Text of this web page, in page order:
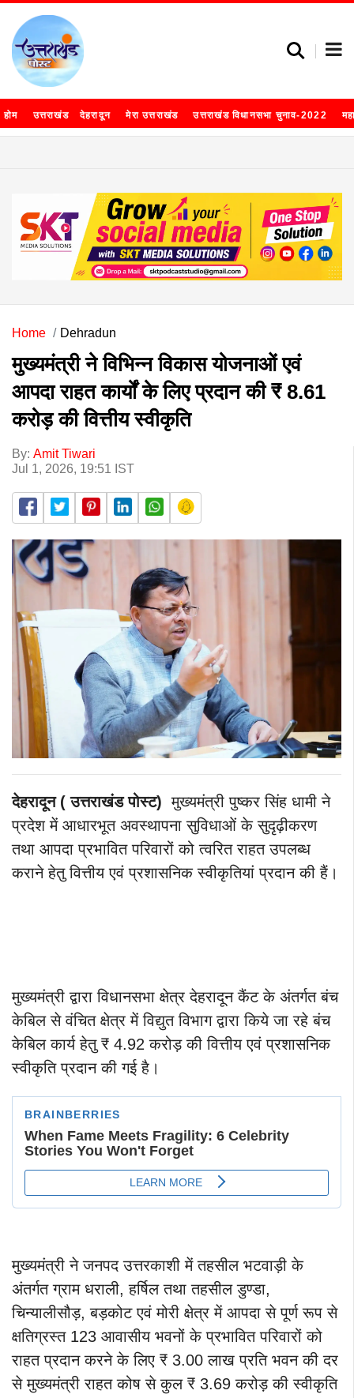
होम उत्तराखंड देहरादून मेरा उत्तराखंड उत्तराखंड विधानसभा चुनाव-2022
Home Dehradun
मुख्यमंत्री ने विभिन्न विकास योजनाओं एवं
आपदा राहत कार्यों के लिए प्रदान की ₹ 8.61
करोड़ की वित्तीय स्वीकृति
By: Amit Tiwari
Jul 1, 2026, 19:51 IST
देहरादून ( उत्तराखंड पोस्ट)मुख्यमंत्री पुष्कर सिंह धामी ने
प्रदेश में आधारभूत अवस्थापना सुविधाओं के सुदृढ़ीकरण
तथा आपदा प्रभावित परिवारों को त्वरित राहत उपलब्ध
कराने हेतु वित्तीय एवं प्रशासनिक स्वीकृतियां प्रदान की हैं।
मुख्यमंत्री द्वारा विधानसभा क्षेत्र देहरादून कैंट के अंतर्गत बंच
केबिल से वंचित क्षेत्र में विद्युत विभाग द्वारा किये जा रहे बंच
केबिल कार्य हेतु ₹ 4.92 करोड़ की वित्तीय एवं प्रशासनिक
स्वीकृति प्रदान की गई है।
मुख्यमंत्री ने जनपद उत्तरकाशी में तहसील भटवाड़ी के
अंतर्गत ग्राम धराली, हर्षिल तथा तहसील डुण्डा,
चिन्यालीसौड़, बड़कोट एवं मोरी क्षेत्र में आपदा से पूर्ण रूप से
क्षतिग्रस्त 123 आवासीय भवनों के प्रभावित परिवारों को
राहत प्रदान करने के लिए ₹ 3.00 लाख प्रति भवन की दर
से मुख्यमंत्री राहत कोष से कुल ₹ 3.69 करोड़ की स्वीकृति